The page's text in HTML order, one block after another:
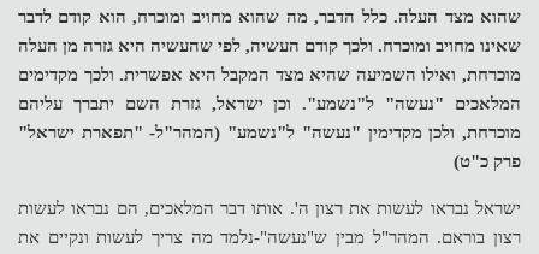
שהוא מצד העלה. כלל הדבר, מה שהוא מחויב ומוכרח, הוא קודם לדבר
שאינו מחויב ומוכרח. ולכך קודם העשיה, לפי שהעשיה היא גזרה מן העלה
מוכרחת, ואילו השמיעה שהיא מצד המקבל היא אפשרית. ולכך מקדימים
המלאכים "נעשה" ל"נשמע". וכן ישראל, גזרת השם יתברך עליהם
מוכרחת, ולכן מקדימין "נעשה" ל"נשמע" (המהר"ל- "תפארת ישראל"
פרק כ"ט)
ישראל נבראו לעשות את רצון ה'. אותו דבר המלאכים, הם נבראו לעשות
רצון בוראם. המהר"ל מבין ש"נעשה"-נלמד מה צריך לעשות ונקיים את